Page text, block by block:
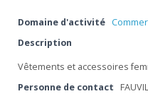
Domaine d'activité
Description
Vêtements et accessoires
Personne de contact